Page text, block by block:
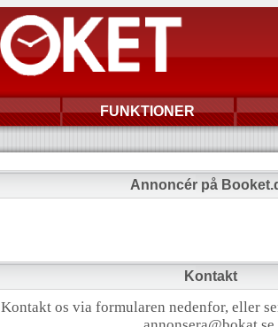
FUNKTIONER
Annoncér på
Kontakt
Kontakt os via formularen nedenfor, eller